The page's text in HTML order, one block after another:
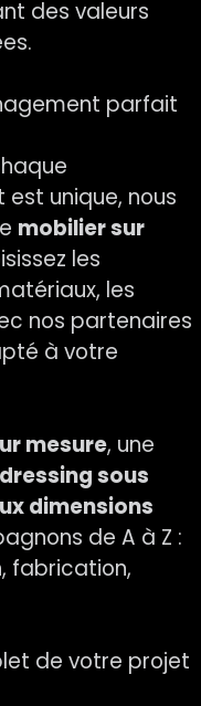
des valeurs
parfait
unique, nous
mobilier sur
les
les
nos partenaires
à votre
mesure, une
dressing sous
dimensions
de A à Z :
fabrication,
de votre projet